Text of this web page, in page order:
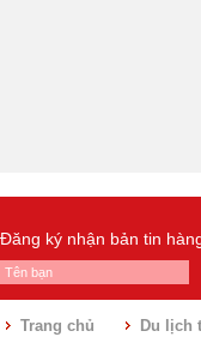
Đăng ký nhận bản tin
Trang chủ
Du lịch